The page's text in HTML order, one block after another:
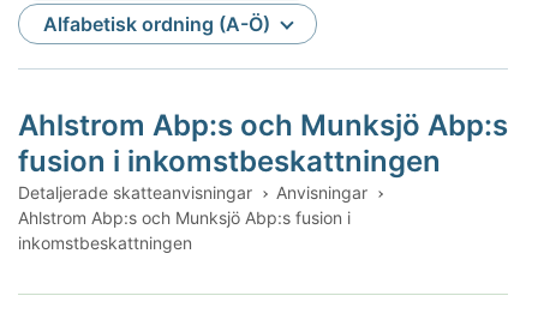
Sortera
Alfabetisk ordning (A-Ö)
Ahlstrom Abp:s och Munksjö Abp:s
fusion i inkomstbeskattningen
Detaljerade skatteanvisningar
Anvisningar
Ahlstrom Abp:s och Munksjö Abp:s fusion i
inkomstbeskattningen